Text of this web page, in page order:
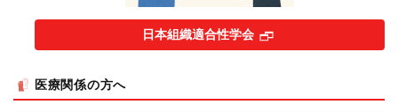
日本組織適合性学会
医療関係の方へ